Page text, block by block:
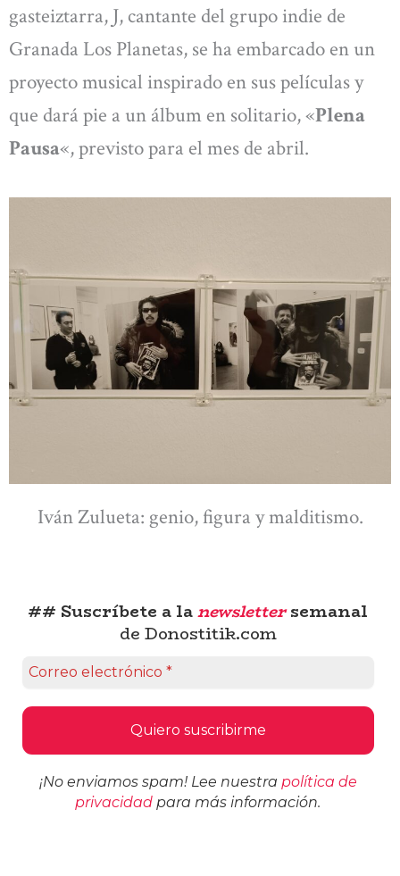
gasteiztarra, J, cantante del grupo indie de
Granada Los Planetas, se ha embarcado en un
proyecto musical inspirado en sus películas y
que dará pie a un álbum en solitario, «Plena
Pausa«, previsto para el mes de abril.
Iván Zulueta: genio, figura y malditismo.
## Suscríbete a lanewslettersemanal
de Donostitik.com
¡No enviamos spam! Lee nuestra política de
privacidad para más información.